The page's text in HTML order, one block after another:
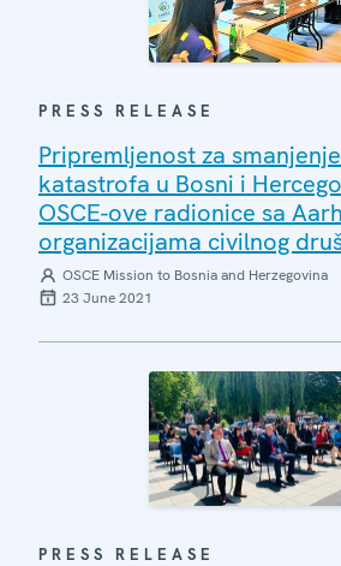
PRESS RELEASE
Pripremljenost za
katastrofa u Bosni i
OSCE-ove radionice sa
organizacijama civilnog
OSCE Mission to Bosnia and Herzegovina
23 June 2021
PRESS RELEASE